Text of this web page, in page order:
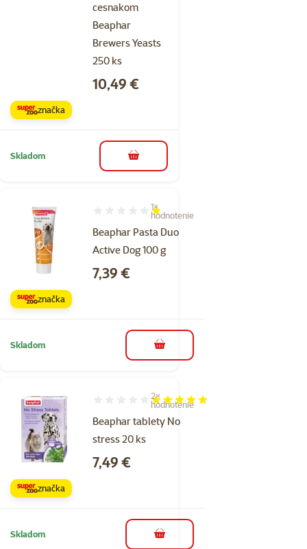
cesnakom
Beaphar
Brewers Yeasts
250 ks
Cena
10,49 €
značka
Skladom do košíka
Beaphar Pasta Duo
Active Dog 100 g
Hodnotenie 20%, počet hodnotení: 1
1×
hodnotenie
Cena
7,39 €
značka
Skladom do košíka
Beaphar tablety No
stress 20 ks
Hodnotenie 100%, počet hodnotení: 2
2×
hodnotenie
Cena
7,49 €
značka
Skladom do košíka